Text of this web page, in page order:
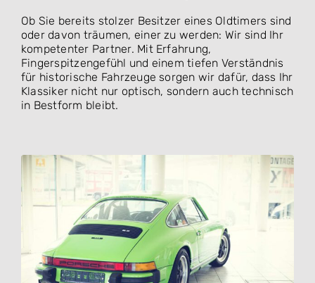
Ob Sie bereits stolzer Besitzer eines Oldtimers sind
oder davon träumen, einer zu werden: Wir sind Ihr
kompetenter Partner. Mit Erfahrung,
Fingerspitzengefühl und einem tiefen Verständnis
für historische Fahrzeuge sorgen wir dafür, dass Ihr
Klassiker nicht nur optisch, sondern auch technisch
in Bestform bleibt.